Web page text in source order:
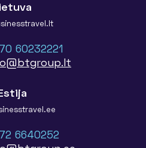
60232221
6640252